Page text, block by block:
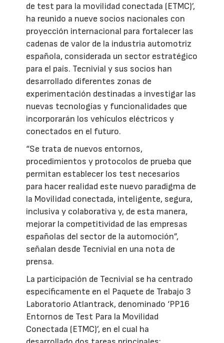
de test para la movilidad conectada (ETMC)’,
ha reunido a nueve socios nacionales con
proyección internacional para fortalecer las
cadenas de valor de la industria automotriz
española, considerada un sector estratégico
para el país. Tecnivial y sus socios han
desarrollado diferentes zonas de
experimentación destinadas a investigar las
nuevas tecnologías y funcionalidades que
incorporarán los vehículos eléctricos y
conectados en el futuro.
“Se trata de nuevos entornos,
procedimientos y protocolos de prueba que
permitan establecer los test necesarios
para hacer realidad este nuevo paradigma de
la Movilidad conectada, inteligente, segura,
inclusiva y colaborativa y, de esta manera,
mejorar la competitividad de las empresas
españolas del sector de la automoción”,
señalan desde Tecnivial en una nota de
prensa.
La participación de Tecnivial se ha centrado
específicamente en el Paquete de Trabajo 3
Laboratorio Atlantrack, denominado ‘PP16
Entornos de Test Para la Movilidad
Conectada (ETMC)’, en el cual ha